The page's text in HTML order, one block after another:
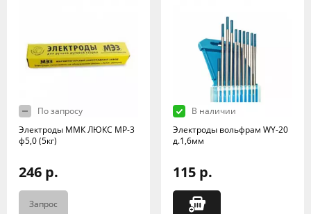
По запросу
Электроды ММК ЛЮКС МР-3
ф5,0 (5кг)
246 р.
Запрос
В наличии
Электроды вольфрам WY-20
д.1,6мм
115 р.